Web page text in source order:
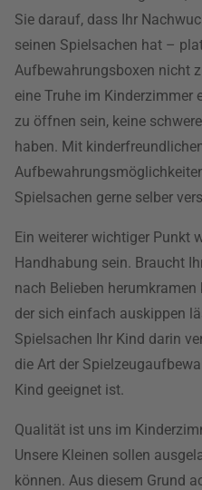
Sie darauf, dass Ihr
seinen Spielsachen hat –
Aufbewahrungsboxen nicht
eine Truhe im Kinderzimmer
zu öffnen sein, keine
haben. Mit
Spielsachen gerne selber
Ein weiterer wichtiger Punkt
Handhabung sein. Braucht
nach Belieben herumkramen
der sich einfach auskippen
Spielsachen Ihr Kind darin
die Art der
Kind geeignet ist.
Qualität ist uns im
Unsere Kleinen sollen
können. Aus diesem Grund